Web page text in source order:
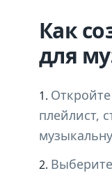
Как
для
плейлист,